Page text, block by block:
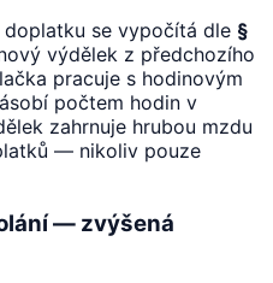
se vypočítá dle §
výdělek z předchozího
pracuje s hodinovým
počtem hodin v
zahrnuje hrubou mzdu
— nikoliv pouze
— zvýšená